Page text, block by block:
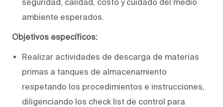
seguridad, calidad, costo y cuidado del medio
ambiente esperados.
Objetivos específicos:
Realizar actividades de descarga de materias
primas a tanques de almacenamiento
respetando los procedimientos e instrucciones,
diligenciando los check list de control para